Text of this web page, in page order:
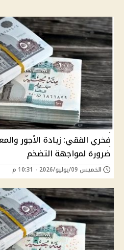
ضرورة لمواجهة التضخم
الخميس 09/يوليو/2026 - 10:31 م